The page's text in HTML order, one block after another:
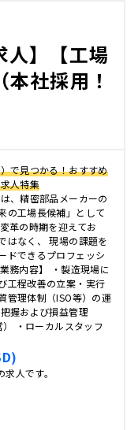
人】【工場
社採用！
で見つかる！おすすめ
人特集
、精密部品メーカーの
の工場長候補」として
革の時期を迎えてお
はなく、 現場の課題を
ドできるプロフェッシ
務内容】 ・製造現場に
工程改善の立案・実行
管理体制（ISO等）の運
握および損益管理
） ・ローカルスタッフ
人です。